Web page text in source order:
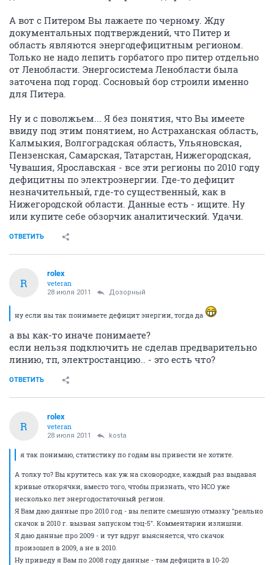
А вот с Питером Вы лажаете по черному. Жду
документальных подтверждений, что Питер и
область являются энергодефицитным регионом.
Только не надо лепить горбатого про питер отдельно
от Ленобласти. Энергосистема Ленобласти была
заточена под город. Сосновый бор строили именно
для Питера.
Ну и с поволжьем... Я без понятия, что Вы имеете
ввиду под этим понятием, но Астраханская область,
Калмыкия, Волгоградская область, Ульяновская,
Пензенская, Самарская, Татарстан, Нижегородская,
Чувашия, Ярославская - все эти регионы по 2010 году
дефицитны по электроэнергии. Где-то дефицит
незначительный, где-то существенный, как в
Нижегородской области. Данные есть - ищите. Ну
или купите себе обзорчик аналитический. Удачи.
ОТВЕТИТЬ
R
rolex
veteran
28 июля 2011 Дозорный
ну если вы так понимаете дефицит энергии, тогда да
а вы как-то иначе понимаете?
если нельзя подключить не сделав предварительно
линию, тп, электростанцию.. - это есть что?
ОТВЕТИТЬ
R
rolex
veteran
28 июля 2011 kosta
я так понимаю, статистику по годам вы привести не хотите.
А толку то? Вы крутитесь как уж на сковородке, каждый раз выдавая
кривые откорячки, вместо того, чтобы признать, что НСО уже
несколько лет энергодостаточный регион.
Я Вам даю данные про 2010 год - вы лепите смешную отмазку "реально
скачок в 2010 г. вызван запуском тэц-5". Комментарии излишни.
Я даю данные про 2009 - и тут вдруг выясняется, что скачок
произошел в 2009, а не в 2010.
Ну приведу я Вам по 2008 году данные - там дефицита в 10-20